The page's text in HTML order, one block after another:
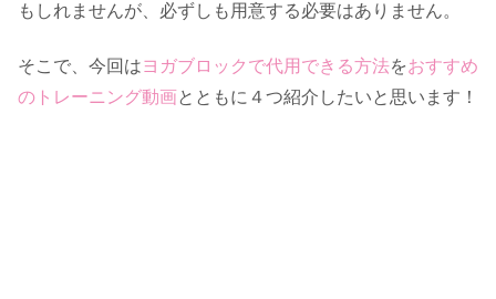
もしれませんが、必ずしも用意する必要はありません。
そこで、今回はヨガブロックで代用できる方法をおすすめ
のトレーニング動画とともに４つ紹介したいと思います！